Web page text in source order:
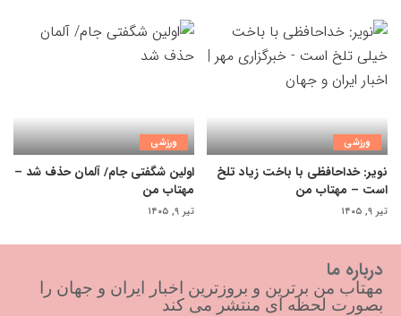
ورزشی
نویر: خداحافظی با باخت زیاد تلخ
است – مهتاب من
تیر ۹, ۱۴۰۵
ورزشی
اولین شگفتی جام/ آلمان حذف شد –
مهتاب من
تیر ۹, ۱۴۰۵
درباره ما
مهتاب من برترین و بروزترین اخبار ایران و جهان را
بصورت لحظه ای منتشر می کند